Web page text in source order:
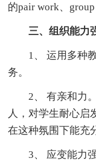
的pair work、
三、组织能力
1、 运用多种
务。
2、 有亲和力
人，对学生耐心启
在这种氛围下能充
3、 应变能力